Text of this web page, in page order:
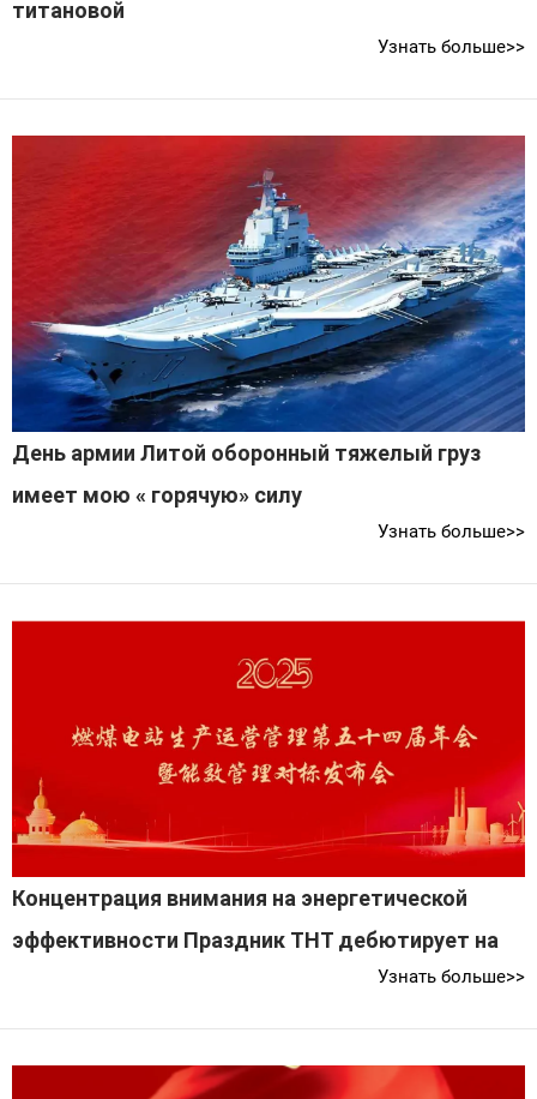
титановой
Узнать больше>>
День армии Литой оборонный тяжелый груз
имеет мою « горячую» силу
Узнать больше>>
Концентрация внимания на энергетической
эффективности Праздник THT дебютирует на
Узнать больше>>